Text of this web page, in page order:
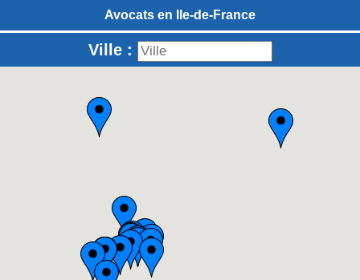
Avocats en Ile-de-France
Ville :